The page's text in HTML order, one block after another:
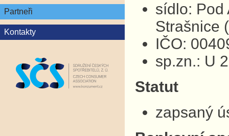
Partneři
Kontakty
sídlo: Pod
Strašnice
IČO:
sp.zn.: U
Statut
zapsaný